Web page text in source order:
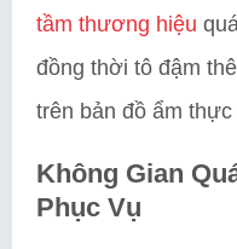
tầm thương hiệu
đồng thời tô đậm
trên bản đồ ẩm
Không Gian
Phục Vụ